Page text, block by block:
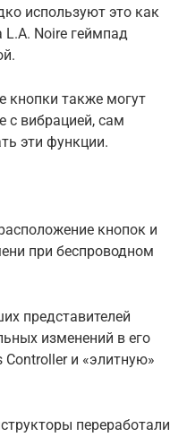
используют это как
L.A. Noire геймпад
кнопки также могут
с вибрацией, сам
эти функции.
кнопок и
при беспроводном
представителей
изменений в его
и «элитную»
переработали